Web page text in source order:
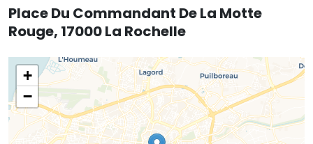
Place Du Commandant De La Motte
Rouge, 17000 La Rochelle
+
−